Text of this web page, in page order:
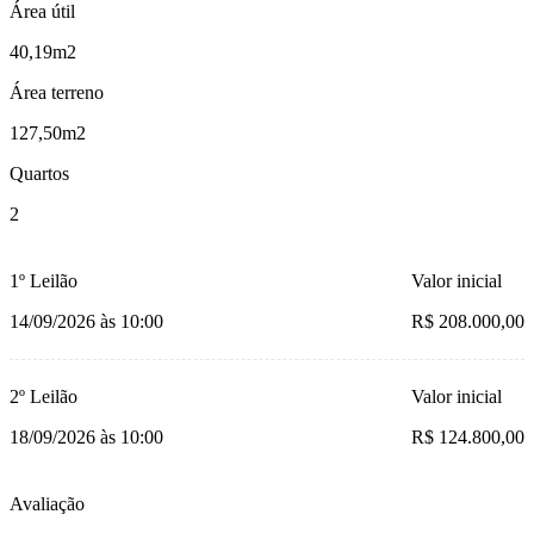
Área útil
40,19m2
Área terreno
127,50m2
Quartos
2
1º Leilão
14/09/2026 às 10:00
Valor inicial
R$ 208.000,00
2º Leilão
18/09/2026 às 10:00
Valor inicial
R$ 124.800,00
Avaliação